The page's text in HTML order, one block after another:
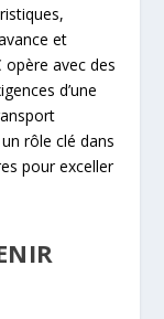
et
opère avec des
d’une
rôle clé dans
pour exceller